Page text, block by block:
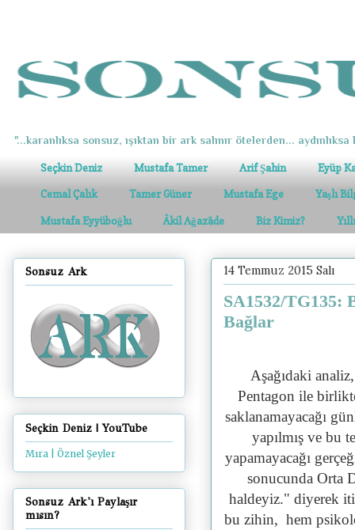
"...karanlıksa sonsuz, ışıktan bir ark salınır ötelerden... aydınlıksa
Seçkin Deniz Mustafa Tamer Arif Şahin Eyüp
Cemal Çalık Tamer Güner Mustafa Ege Yaşlı
Mustafa Eyyüboğlu Âkil Ağazâde Biz Kimiz?
14 Temmuz 2015 Salı
SA1532/TG135:
Bağlar
Aşağıdaki
Pentagon ile
saklanamayacağı
yapılmış ve bu
yapamayacağı
sonucunda Orta
haldeyiz." diyerek
bu zihin, hem
Sonsuz Ark
Seçkin Deniz | YouTube
Mıra | Öznel Şeyler
Sonsuz Ark'ı Paylaşır
mısın?